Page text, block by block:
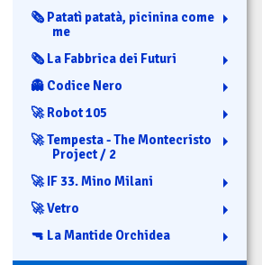
🗞️ Patatì patatà, picinina come
me
🗞️ La Fabbrica dei Futuri
👻 Codice Nero
🚀 Robot 105
🚀 Tempesta - The Montecristo
Project / 2
🚀 IF 33. Mino Milani
🚀 Vetro
🔫 La Mantide Orchidea